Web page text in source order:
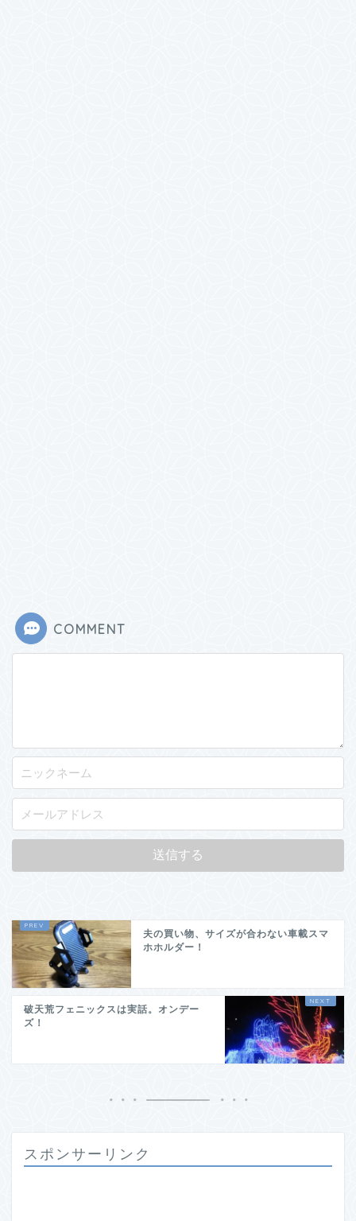
COMMENT
夫の買い物、サイズが合わない車載スマ
ホホルダー！
破天荒フェニックスは実話。オンデー
ズ！
スポンサーリンク